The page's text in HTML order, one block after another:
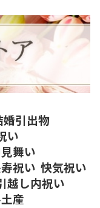
婚引出物
い
舞い
祝い 快気祝い
越し内祝い
産